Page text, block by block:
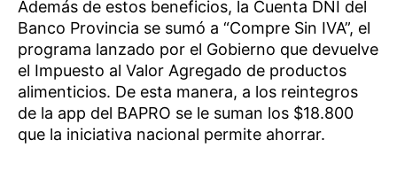
Además de estos beneficios, la Cuenta DNI del
Banco Provincia se sumó a “Compre Sin IVA”, el
programa lanzado por el Gobierno que devuelve
el Impuesto al Valor Agregado de productos
alimenticios. De esta manera, a los reintegros
de la app del BAPRO se le suman los $18.800
que la iniciativa nacional permite ahorrar.